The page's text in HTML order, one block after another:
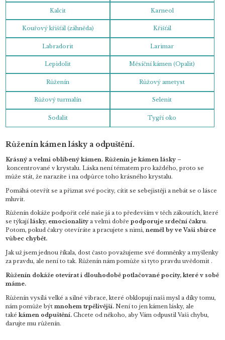
Kalcit Karneol
Kouřový křišťál (záhněda) Křišťál
Labradorit Larimar
Lepidolit Měsíční kámen (Opalit)
Růženín Růžový ametyst
Růžový turmalín Selenit
Sodalit Tygří oko
Růženín kámen lásky a odpuštění.
Krásný a velmi oblíbený kámen. Růženín je kámen lásky –
koncentrované v krystalu. Láska není tématem pro každého, proto se
může stát, že narazíte i na odpůrce toho krásného krystalu.
Pomáhá otevřít se a přiznat své pocity, cítit se sebejistěji a nebát se o lásce
mluvit.
Růženín dokáže podpořit celé naše já a to především v těch zákoutích, které
se týkají lásky, emocionality a velmi dobřepodporuje srdeční čakru.
Potom, pokud čakry otevíráte a pracujete s nimi,neměl by ve Vaši sbírce
vůbec chybět.
Jak už jsem jednou říkala, dost často považujeme své domněnky a myšlenky
za pravdu, ale není to tak. Růženín nám pomůže si tyto pravdu uvědomit .
Růženín dokáže otevírat i dlouhodobě potlačované pocity, které v sobě
máme.
Růženín vysílá velké a silné vibrace, které obklopují naši mysl a díky tomu,
nám pomůže býtmnohem trpělivější. Není to jen kámen lásky, ale
takékámen odpuštění. Chcete od někoho, aby Vám odpustil Vaši chybu,
darujte mu růženín.